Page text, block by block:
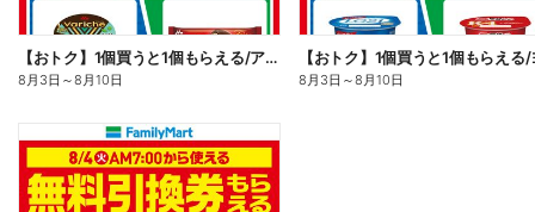
【おトク】1個買うと1個もらえる/アイス
8月3日 ～8月10日 8月3日 ～8月10日